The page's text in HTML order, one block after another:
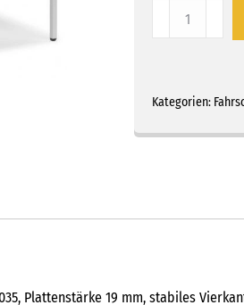
Konferenz-/
x
Kategorien:
Plattenstärke 19 mm, stabiles